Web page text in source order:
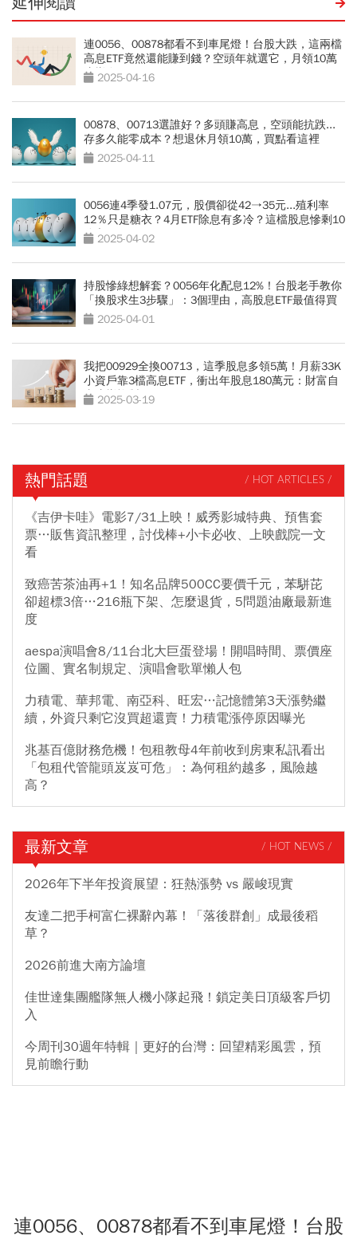
連0056、00878都看不到車尾燈！台股大跌，這兩檔
高息ETF竟然還能賺到錢？空頭年就選它，月領10萬
這樣存
2025-04-16
00878、00713選誰好？多頭賺高息，空頭能抗跌...
存多久能零成本？想退休月領10萬，買點看這裡
2025-04-11
0056連4季發1.07元，股價卻從42→35元...殖利率
12％只是糖衣？4月ETF除息有多冷？這檔股息慘剩10
分之12025-04-02
持股慘綠想解套？0056年化配息12%！台股老手教你
「換股求生3步驟」：3個理由，高股息ETF最值得買
2025-04-01
我把00929全換00713，這季股息多領5萬！月薪33K
小資戶靠3檔高息ETF，衝出年股息180萬元：財富自
由這樣複製
2025-03-19
熱門話題 / HOT ARTICLES /
《吉伊卡哇》電影7/31上映！威秀影城特典、預售套
票…販售資訊整理，討伐棒+小卡必收、上映戲院一文
看
致癌苦茶油再+1！知名品牌500CC要價千元，苯駢芘
卻超標3倍…216瓶下架、怎麼退貨，5問題油廠最新進
度
aespa演唱會8/11台北大巨蛋登場！開唱時間、票價座
位圖、實名制規定、演唱會歌單懶人包
力積電、華邦電、南亞科、旺宏…記憶體第3天漲勢繼
續，外資只剩它沒買超還賣！力積電漲停原因曝光
兆基百億財務危機！包租教母4年前收到房東私訊看出
「包租代管龍頭岌岌可危」：為何租約越多，風險越
高？
最新文章 / HOT NEWS /
2026年下半年投資展望：狂熱漲勢 vs 嚴峻現實
友達二把手柯富仁裸辭內幕！「落後群創」成最後稻
草？
2026前進大南方論壇
佳世達集團艦隊無人機小隊起飛！鎖定美日頂級客戶切
入
今周刊30週年特輯｜更好的台灣：回望精彩風雲，預
見前瞻行動
連0056、00878都看不到車尾燈！台股